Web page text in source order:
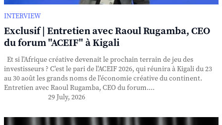
INTERVIEW
Exclusif | Entretien avec Raoul Rugamba, CEO
du forum "ACEIF" à Kigali
Et si l'Afrique créative devenait le prochain terrain de jeu des
investisseurs ? C'est le pari de l'ACEIF 2026, qui réunira à Kigali du 23
au 30 août les grands noms de l'économie créative du continent.
Entretien avec Raoul Rugamba, CEO du forum....
29 July, 2026